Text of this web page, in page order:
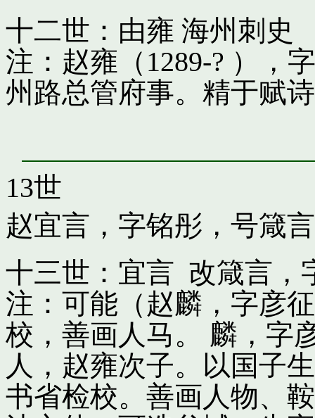
十二世：由雍 海州刺史
注：赵雍（1289-? ），
州路总管府事。精于赋
13世
赵宜言，字铭彤，号箴言
十三世：宜言 改箴言，
注：可能（赵麟，字彦
校，善画人马。 麟，字
人，赵雍次子。以国子
书省检校。善画人物、